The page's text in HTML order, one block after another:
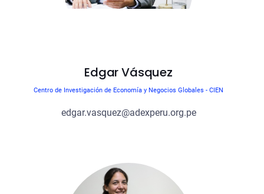
Edgar Vásquez
Centro de Investigación de Economía y Negocios Globales - CIEN
edgar.vasquez@adexperu.org.pe